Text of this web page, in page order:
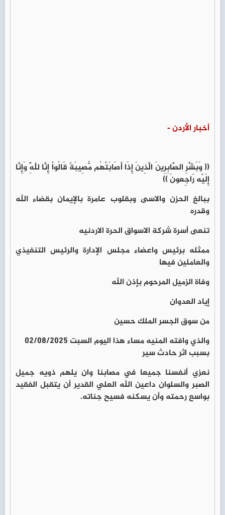
أخبار الأردن -
(( وَبَشِّرِ الصَّابِرِينَ الَّذِينَ إِذَا أَصَابَتْهُم مُّصِيبَةٌ قَالُواْ إِنَّا لِلّهِ وَإِنَّا
إِلَيْه رَاجِعونَ ))
ببالغ الحزن والاسى وبقلوب عامرة بالإيمان بقضاء الله
وقدره
تنعى أسرة شركة الاسواق الحرة الاردنيه
ممثله برئيس واعضاء مجلس الإدارة والرئيس التنفيذي
والعاملين فيها
وفاة الزميل المرحوم بإذن الله
إياد العدوان
من سوق الجسر الملك حسين
والذي وافته المنيه مساء هذا اليوم السبت 02/08/2025
بسبب اثر حادث سير
نعزي أنفسنا جميعا في مصابنا وان يلهم ذويه جميل
الصبر والسلوان داعين الله العلي القدير أن يتقبل الفقيد
بواسع رحمته وأن يسكنه فسيح جناته.